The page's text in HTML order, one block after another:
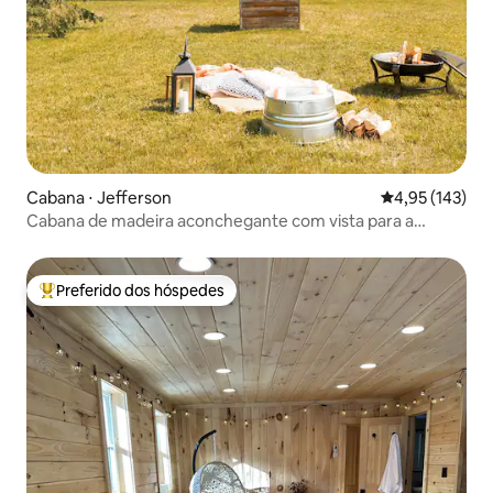
Cabana ⋅ Jefferson 4,95 de uma
4,95 (143)
Cabana de madeira aconchegante com vista para a
Entre os melhores preferidos dos hóspedes
Preferido dos hóspedes